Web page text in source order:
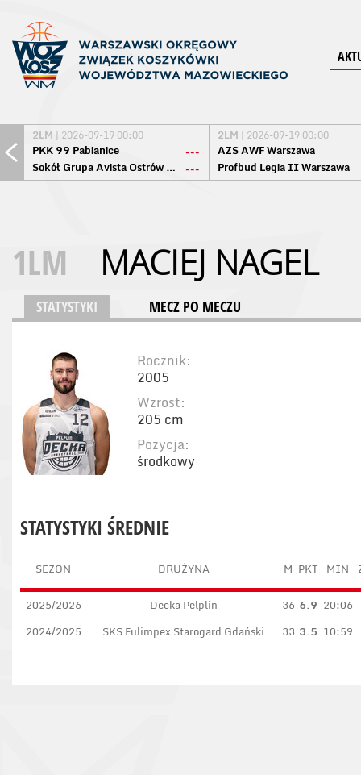
2LM | 2026-09-19 00:00
PKK 99 Pabianice
---
Sokół Grupa Avista Ostrów Maz. ---
2LM | 2026-09-19 00:00
AZS AWF Warszawa
Profbud Legia II Warszawa
1LM MACIEJ NAGEL
STATYSTYKI MECZ PO MECZU
Rocznik:
2005
Wzrost:
205 cm
Pozycja:
środkowy
STATYSTYKI ŚREDNIE
SEZON DRUŻYNA M PKT MIN
2025/2026 Decka Pelplin 36 6.9 20:06
2024/2025
SKS Fulimpex Starogard Gdański 33 3.5 10:59